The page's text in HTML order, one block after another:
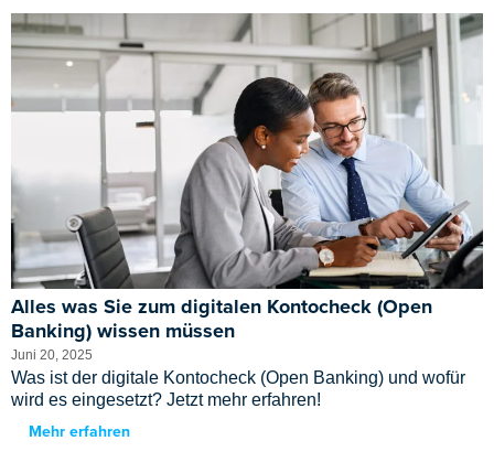
Alles was Sie zum digitalen Kontocheck (Open
Banking) wissen müssen
Juni 20, 2025
Was ist der digitale Kontocheck (Open Banking) und wofür
wird es eingesetzt? Jetzt mehr erfahren!
Mehr erfahren